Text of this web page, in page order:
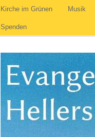
Kirche im Grünen Musik
Spenden